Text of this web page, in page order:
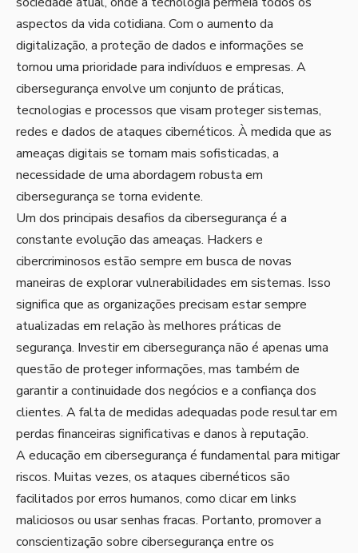
aspectos da vida cotidiana. Com o aumento da
digitalização, a proteção de dados e informações se
tornou uma prioridade para indivíduos e empresas. A
cibersegurança envolve um conjunto de práticas,
tecnologias e processos que visam proteger sistemas,
redes e dados de ataques cibernéticos. À medida que as
ameaças digitais se tornam mais sofisticadas, a
necessidade de uma abordagem robusta em
cibersegurança se torna evidente.
Um dos principais desafios da cibersegurança é a
constante evolução das ameaças. Hackers e
cibercriminosos estão sempre em busca de novas
maneiras de explorar vulnerabilidades em sistemas. Isso
significa que as organizações precisam estar sempre
atualizadas em relação às melhores práticas de
segurança. Investir em cibersegurança não é apenas uma
questão de proteger informações, mas também de
garantir a continuidade dos negócios e a confiança dos
clientes. A falta de medidas adequadas pode resultar em
perdas financeiras significativas e danos à reputação.
A educação em cibersegurança é fundamental para mitigar
riscos. Muitas vezes, os ataques cibernéticos são
facilitados por erros humanos, como clicar em links
maliciosos ou usar senhas fracas. Portanto, promover a
conscientização sobre cibersegurança entre os